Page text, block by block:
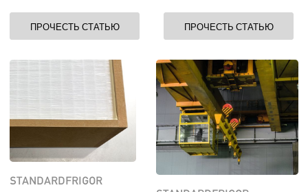
ПРОЧЕСТЬ СТАТЬЮ ПРОЧЕСТЬ СТАТЬЮ
STANDARDFRIGOR